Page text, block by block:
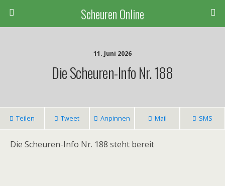
Scheuren Online
11. Juni 2026
Die Scheuren-Info Nr. 188
Teilen Tweet Anpinnen Mail SMS
Die Scheuren-Info Nr. 188 steht bereit